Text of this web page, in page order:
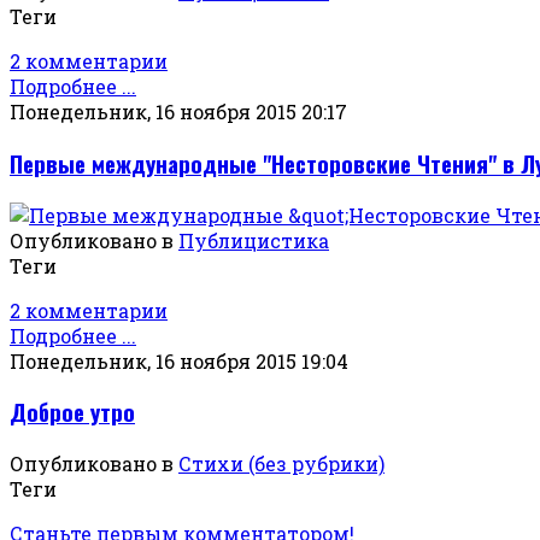
Теги
2 комментарии
Подробнее ...
Понедельник, 16 ноября 2015 20:17
Первые международные "Несторовские Чтения" в
Опубликовано в Публицистика
Теги
2 комментарии
Подробнее ...
Понедельник, 16 ноября 2015 19:04
Доброе утро
Опубликовано в Стихи (без рубрики)
Теги
Станьте первым комментатором!